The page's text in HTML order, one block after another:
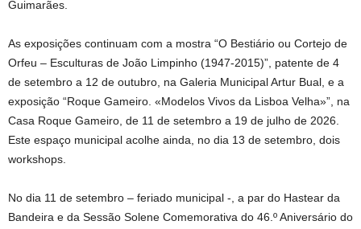
Guimarães.
As exposições continuam com a mostra “O Bestiário ou Cortejo de
Orfeu – Esculturas de João Limpinho (1947-2015)”, patente de 4
de setembro a 12 de outubro, na Galeria Municipal Artur Bual, e a
exposição “Roque Gameiro. «Modelos Vivos da Lisboa Velha»”, na
Casa Roque Gameiro, de 11 de setembro a 19 de julho de 2026.
Este espaço municipal acolhe ainda, no dia 13 de setembro, dois
workshops.
No dia 11 de setembro – feriado municipal -, a par do Hastear da
Bandeira e da Sessão Solene Comemorativa do 46.º Aniversário do